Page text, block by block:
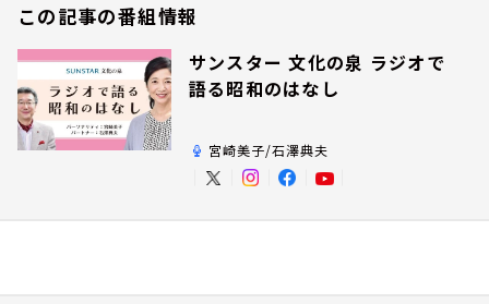
この記事の番組情報
サンスター 文化の泉 ラジオで
語る昭和のはなし
宮崎美子/石澤典夫